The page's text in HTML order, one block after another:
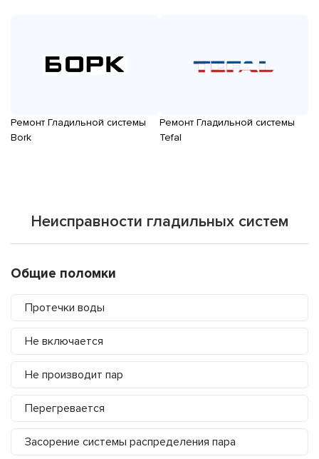
Ремонт Гладильной системы
Bork
Ремонт Гладильной системы
Tefal
Неисправности гладильных систем
Общие поломки
Протечки воды
Не включается
Не производит пар
Перегревается
Засорение системы распределения пара